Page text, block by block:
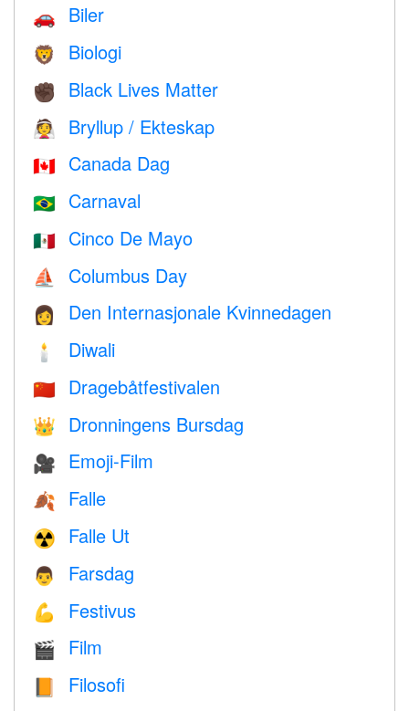
🚗 Biler
🦁 Biologi
✊🏿 Black Lives Matter
👰 Bryllup / Ekteskap
🇨🇦 Canada Dag
🇧🇷 Carnaval
🇲🇽 Cinco De Mayo
⛵️ Columbus Day
👩 Den Internasjonale Kvinnedagen
🕯 Diwali
🇨🇳 Dragebåtfestivalen
👑 Dronningens Bursdag
🎥 Emoji-Film
🍂 Falle
☢️ Falle Ut
👨 Farsdag
💪 Festivus
🎬 Film
📙
Filosofi